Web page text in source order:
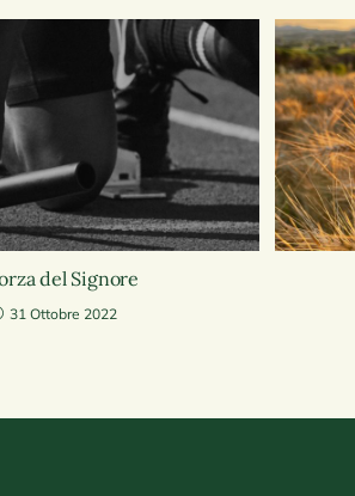
del Signore
31 Ottobre 2022